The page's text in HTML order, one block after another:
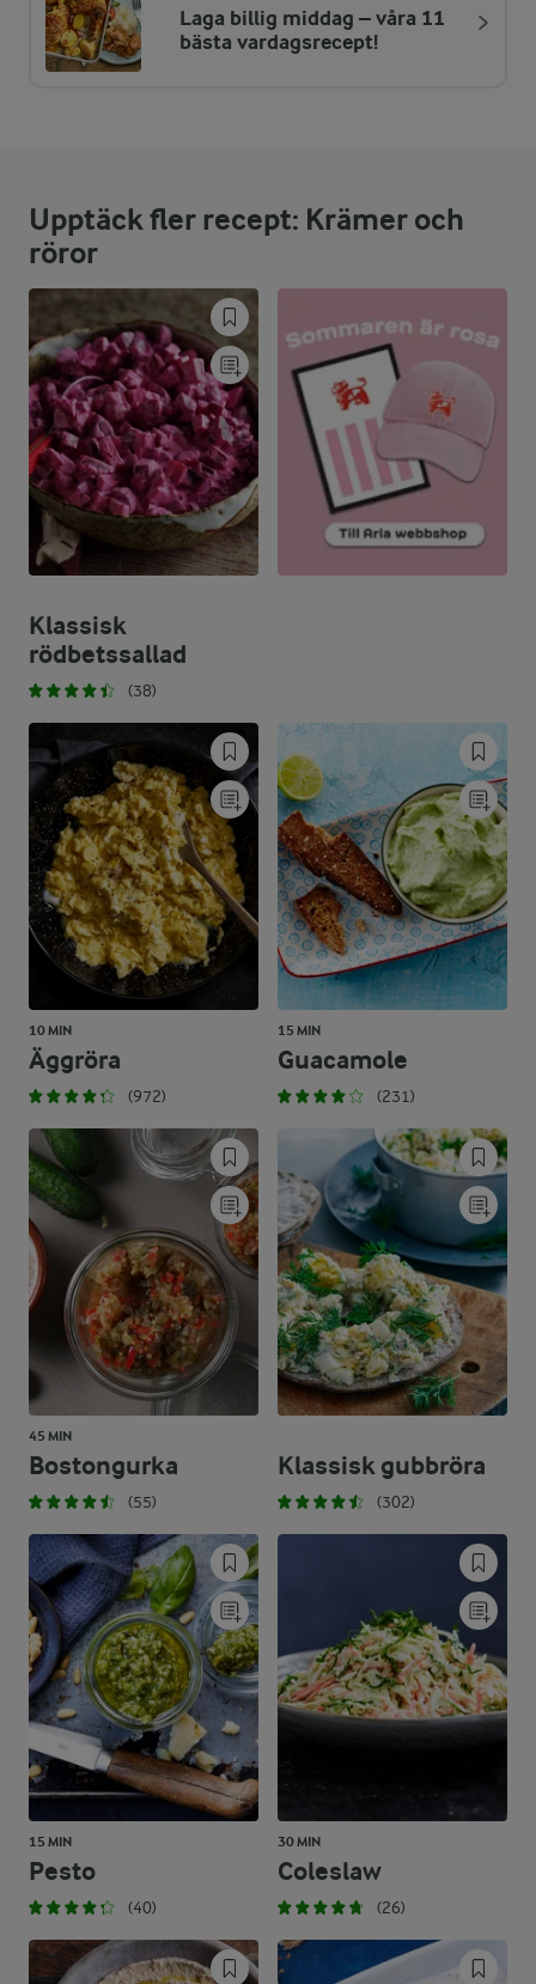
ENERGIDISTRIBUTION %
NÄRINGSVÄRDEN PER PORT
Fett:
44,5 %
9,2 g
Kolhydrater:
20,4 %
9,2 g
Laga billig middag – våra 11
bästa vardagsrecept!
Upptäck fler recept: Krämer och
röror
Klassisk
rödbetssallad
(38)
10 MIN
Äggröra
(972)
15 MIN
Guacamole
(231)
45 MIN
Bostongurka
(55)
Klassisk gubbröra
(302)
15 MIN
Pesto
(40)
30 MIN
Coleslaw
(26)